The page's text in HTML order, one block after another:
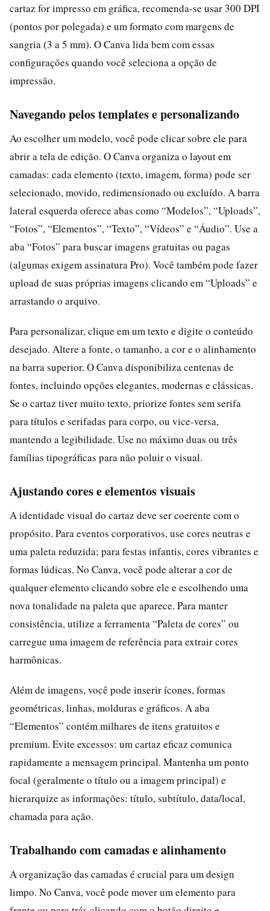
cartaz for impresso em gráfica, recomenda-se usar 300 DPI
(pontos por polegada) e um formato com margens de
sangria (3 a 5 mm). O Canva lida bem com essas
configurações quando você seleciona a opção de
impressão.
Navegando pelos templates e personalizando
Ao escolher um modelo, você pode clicar sobre ele para
abrir a tela de edição. O Canva organiza o layout em
camadas: cada elemento (texto, imagem, forma) pode ser
selecionado, movido, redimensionado ou excluído. A barra
lateral esquerda oferece abas como “Modelos”, “Uploads”,
“Fotos”, “Elementos”, “Texto”, “Vídeos” e “Áudio”. Use a
aba “Fotos” para buscar imagens gratuitas ou pagas
(algumas exigem assinatura Pro). Você também pode fazer
upload de suas próprias imagens clicando em “Uploads” e
arrastando o arquivo.
Para personalizar, clique em um texto e digite o conteúdo
desejado. Altere a fonte, o tamanho, a cor e o alinhamento
na barra superior. O Canva disponibiliza centenas de
fontes, incluindo opções elegantes, modernas e clássicas.
Se o cartaz tiver muito texto, priorize fontes sem serifa
para títulos e serifadas para corpo, ou vice-versa,
mantendo a legibilidade. Use no máximo duas ou três
famílias tipográficas para não poluir o visual.
Ajustando cores e elementos visuais
A identidade visual do cartaz deve ser coerente com o
propósito. Para eventos corporativos, use cores neutras e
uma paleta reduzida; para festas infantis, cores vibrantes e
formas lúdicas. No Canva, você pode alterar a cor de
qualquer elemento clicando sobre ele e escolhendo uma
nova tonalidade na paleta que aparece. Para manter
consistência, utilize a ferramenta “Paleta de cores” ou
carregue uma imagem de referência para extrair cores
harmônicas.
Além de imagens, você pode inserir ícones, formas
geométricas, linhas, molduras e gráficos. A aba
“Elementos” contém milhares de itens gratuitos e
premium. Evite excessos: um cartaz eficaz comunica
rapidamente a mensagem principal. Mantenha um ponto
focal (geralmente o título ou a imagem principal) e
hierarquize as informações: título, subtítulo, data/local,
chamada para ação.
Trabalhando com camadas e alinhamento
A organização das camadas é crucial para um design
limpo. No Canva, você pode mover um elemento para